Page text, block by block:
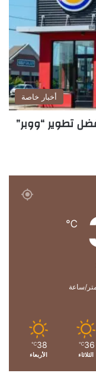
أخبار خاصة
تطوير “ووبر”
℃
36
℃
الثلاثاء
38
℃
الأربعاء